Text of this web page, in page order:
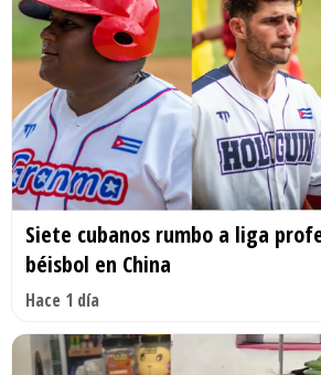
Siete cubanos rumbo a liga
béisbol en China
Hace 1 día